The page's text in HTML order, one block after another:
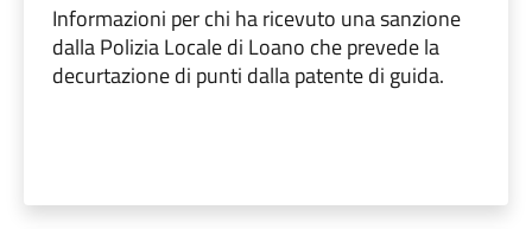
Informazioni per chi ha ricevuto una sanzione
dalla Polizia Locale di Loano che prevede la
decurtazione di punti dalla patente di guida.